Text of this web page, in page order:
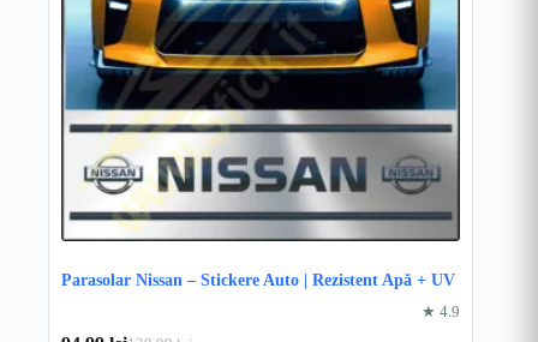
Parasolar Nissan – Stickere Auto | Rezistent Apă + UV
★ 4.9